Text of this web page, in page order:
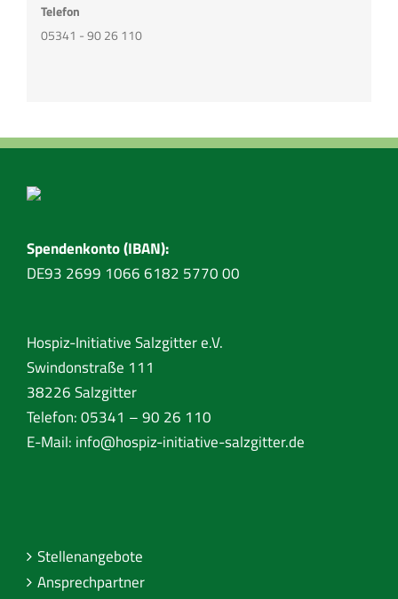
Telefon
05341 - 90 26 110
Spendenkonto (IBAN):
DE93 2699 1066 6182 5770 00
Hospiz-Initiative Salzgitter e.V.
Swindonstraße 111
38226 Salzgitter
Telefon: 05341 – 90 26 110
E-Mail: info@hospiz-initiative-salzgitter.de
Stellenangebote
Ansprechpartner